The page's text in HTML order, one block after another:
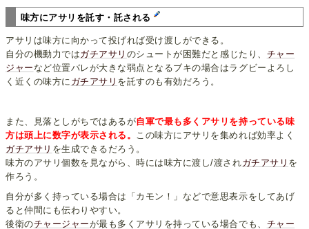
味方にアサリを託す・託される
アサリは味方に向かって投げれば受け渡しができる。
自分の機動力ではガチアサリ のシュートが困難だと感じたり、 チャー
ジャー など位置バレが大きな弱点となるブキの場合はラグビーよろし
く近くの味方に ガチアサリ を託すのも有効だろう。
また、見落としがちではあるが自軍で最も多くアサリを持っている味
方は頭上に数字が表示される。
この味方にアサリを集めれば効率よく
ガチアサリ を生成できるだろう。
味方のアサリ個数を見ながら、時には味方に渡し/渡されガチアサリ を
作ろう。
自分が多く持っている場合は「カモン！」などで意思表示をしてあげ
ると仲間にも伝わりやすい。
後衛のチャージャーが最も多くアサリを持っている場合でも、 チャー